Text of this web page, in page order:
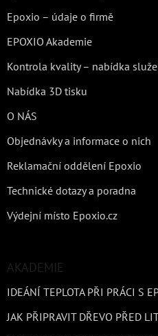
Epoxio – údaje o firmě
EPOXIO Akademie
Kontrola kvality – nabídka
Nabídka 3D tisku
O NÁS
Objednávky a informace o nich
Reklamační oddělení Epoxio
Technické dotazy a poradna
Výdejní místo Epoxio.cz
AKADEMIE
IDEÁNÍ TEPLOTA PŘI PRÁCI S
JAK PŘIPRAVIT DŘEVO PŘED